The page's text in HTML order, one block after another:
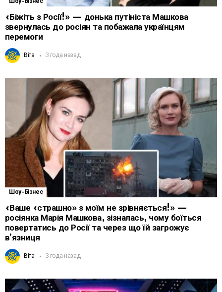
«Біжіть з Росії!» — донька путініста Машкова
звернулась до росіян та побажала українцям
перемоги
Віта 3 года назад
Шоу-Бізнес
«Ваше «страшно» з моїм не зрівняється!» —
росіянка Марія Машкова, зізналась, чому боїться
повертатись до Росії та через що їй загрожує
в’язниця
Віта 3 года назад